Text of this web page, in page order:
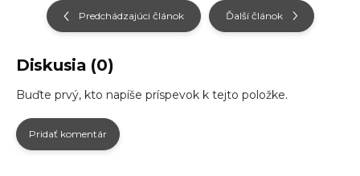
Predchádzajúci článok Ďalší článok
Diskusia (0)
Buďte prvý, kto napíše príspevok k tejto položke.
Pridať komentár